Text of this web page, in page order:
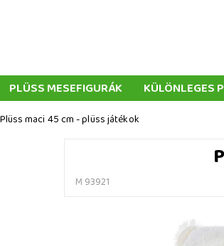
PLÜSS MESEFIGURÁK KÜLÖNLEGES
ÜZLETI FELTÉTELEK
Plüss maci 45 cm - plüss játékok
M 93921